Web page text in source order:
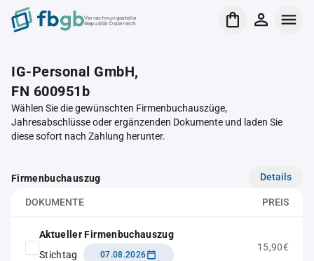
Verrechnungsstelle
Republik Österreich
IG-Personal GmbH,
FN 600951b
Wählen Sie die gewünschten Firmenbuchauszüge,
Jahresabschlüsse oder ergänzenden Dokumente und laden Sie
diese sofort nach Zahlung herunter.
Firmenbuchauszug Details
DOKUMENTE PREIS
Aktueller Firmenbuchauszug
Stichtag
07.08.2026
15,90€